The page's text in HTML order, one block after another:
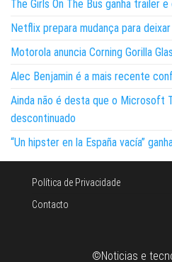
The Girls On The Bus ganha trailer
Netflix prepara mudança para
Motorola anuncia Corning Gorilla
Alec Benjamin é a mais recente
Ainda não é desta que o Microsoft
descontinuado
“Un hipster en la España vacía”
Política de Privacidade
Contacto
©Noticias e